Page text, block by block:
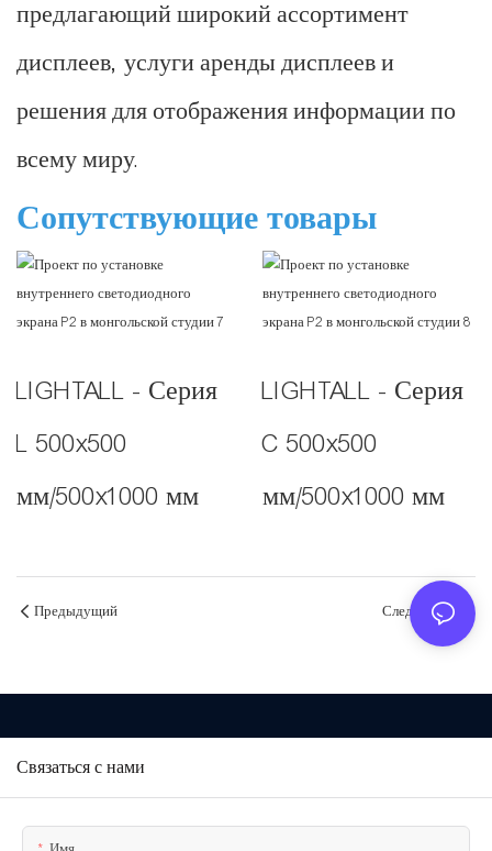
предлагающий широкий ассортимент
дисплеев, услуги аренды дисплеев и
решения для отображения информации по
всему миру.
Сопутствующие товары
LIGHTALL - Серия
L 500x500
мм/500x1000 мм
LIGHTALL - Серия
C 500x500
мм/500x1000 мм
Предыдущий Следующий
Связаться с нами